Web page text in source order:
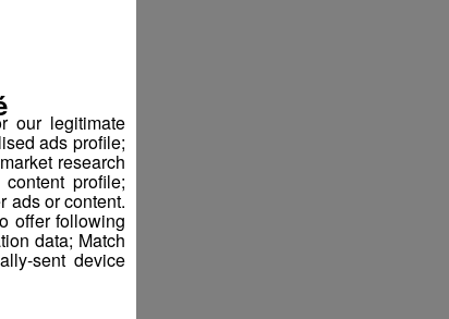
our legitimate
ads profile;
research
profile;
ads or content.
offer following
data; Match
sent device